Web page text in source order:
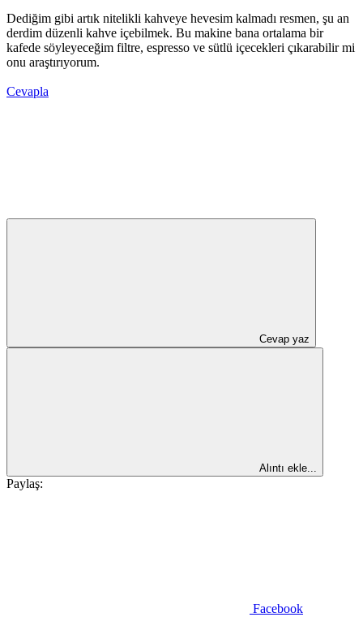
Dediğim gibi artık nitelikli kahveye hevesim kalmadı resmen, şu an
derdim düzenli kahve içebilmek. Bu makine bana ortalama bir
kafede söyleyeceğim filtre, espresso ve sütlü içecekleri çıkarabilir mi
onu araştırıyorum.
Cevapla
Cevap yaz
Alıntı ekle...
Paylaş:
Facebook